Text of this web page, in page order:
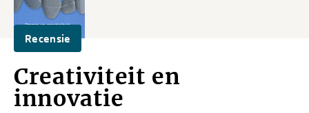
Recensie
Creativiteit en
innovatie